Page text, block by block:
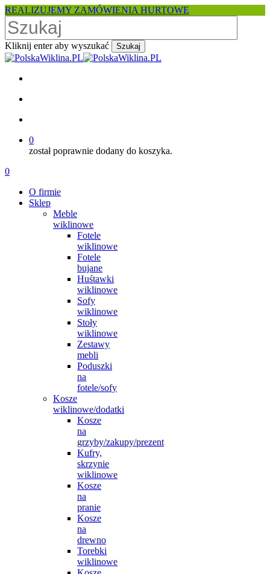
Skip
to
main
content
REALIZUJEMY ZAMÓWIENIA HURTOWE
Kliknij enter aby wyszukać Szukaj
Close
0
został poprawnie dodany do koszyka.
Menu
search
account
0
O firmie
Sklep
Meble
wiklinowe
Fotele
wiklinowe
Fotele
bujane
Huśtawki
wiklinowe
Sofy
wiklinowe
Stoły
wiklinowe
Zestawy
mebli
Poduszki
na
fotele/sofy
Kosze
wiklinowe/dodatki
Kosze
na
grzyby/zakupy/prezent
Kufry,
skrzynie
wiklinowe
Kosze
na
pranie
Kosze
na
drewno
Torebki
wiklinowe